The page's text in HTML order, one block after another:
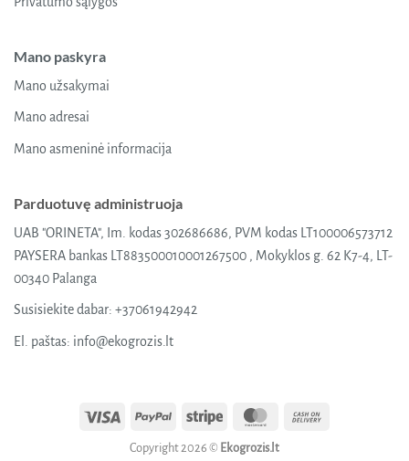
Mano paskyra
Mano užsakymai
Mano adresai
Mano asmeninė informacija
Parduotuvę administruoja
UAB "ORINETA", Im. kodas 302686686, PVM kodas LT100006573712
PAYSERA bankas LT883500010001267500 , Mokyklos g. 62 K7-4, LT-
00340 Palanga
Susisiekite dabar: +37061942942
El. paštas: info@ekogrozis.lt
Visa PayPal Stripe MasterCard
Copyright 2026 © Ekogrozis.lt